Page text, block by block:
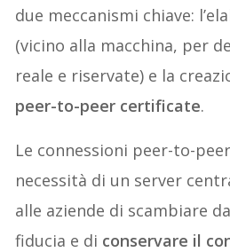
due meccanismi chiave:
(vicino alla macchina, per
reale e riservate) e la
peer-to-peer certificate.
Le connessioni peer-to-
necessità di un server
alle aziende di scambiare
fiducia e di conservare il